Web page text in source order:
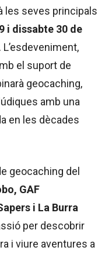
les seves principals
i dissabte 30 de
el suport de
geocaching,
amb una
en les dècades
geocaching del
GAF
i La Burra
per descobrir
i viure aventures a